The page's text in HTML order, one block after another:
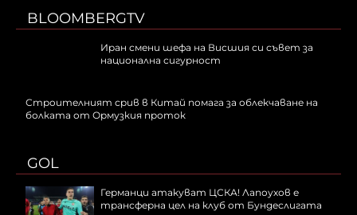
BLOOMBERGTV
Иран смени шефа на Висшия си съвет за
национална сигурност
Строителният срив в Китай помага за облекчаване на
болката от Ормузкия проток
GOL
Германци атакуват ЦСКА! Лапоухов е
трансферна цел на клуб от Бундеслигата